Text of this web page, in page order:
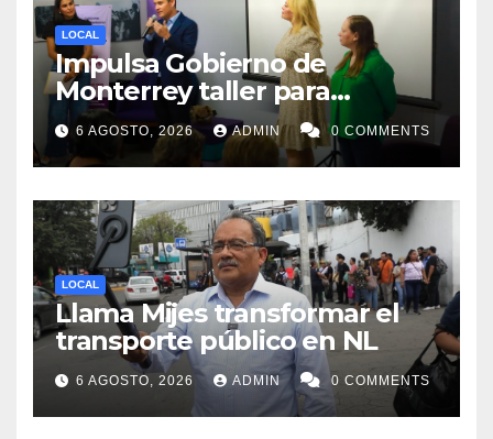
LOCAL
Impulsa Gobierno de
Monterrey taller para
acompañar a mujeres en
procesos de pérdida y duelo
6 AGOSTO, 2026 ADMIN 0 COMMENTS
LOCAL
Llama Mijes transformar el
transporte público en NL
6 AGOSTO, 2026 ADMIN 0 COMMENTS